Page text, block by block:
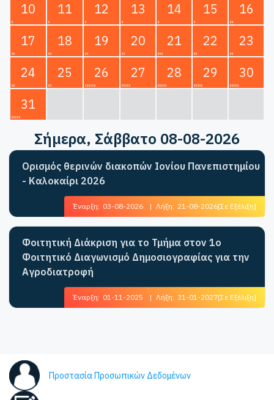
10
11 12 13 14 15
16
17
18 19 20 21 22
23
24
25 26 27 28 29
30
31
Σήμερα, Σάββατο 08-08-2026
Ορισμός θερινών διακοπών Ιονίου Πανεπιστημίου
- Καλοκαίρι 2026
Έναρξη: 03-08-2026 | Λήξη: 21-08-2026[Σε Εξέλιξη]
Φοιτητική Διάκριση για το Τμήμα στον 1ο
Φοιτητικό Διαγωνισμό Δημοσιογραφίας για την
Αγροδιατροφή
Έναρξη: 01-11-2025 | Λήξη: 31-01-2027[Σε Εξέλιξη]
Προστασία Προσωπικών Δεδομένων